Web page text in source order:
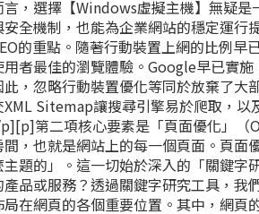
言，選擇【Windows虛擬主機】無疑
全機制，也能為企業網站的穩定運行
的重點。隨著行動裝置上網的比例
用者最佳的瀏覽體驗。Google早已實
此，忽略行動裝置優化等同於放棄了
XML Sitemap讓搜尋引擎易於爬取，
第二項核心要素是「頁面優化」（
，也就是網站上的每一個頁面。頁
主題的」。這一切始於深入的「關鍵
產品或服務？透過關鍵字研究工具，
局在網頁的各個重要位置。其中，網